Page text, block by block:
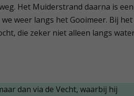
Het Muiderstrand daarna is een
weer langs het Gooimeer. Bij het
die zeker niet alleen langs
dan via de Vecht, waarbij hij